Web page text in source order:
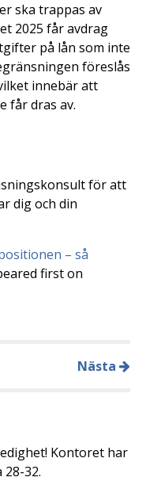
ska trappas av
2025 får avdrag
på lån som inte
föreslås
innebär att
får dras av.
för att
dig och din
– så
first on
Nästa
Kontoret har
32.